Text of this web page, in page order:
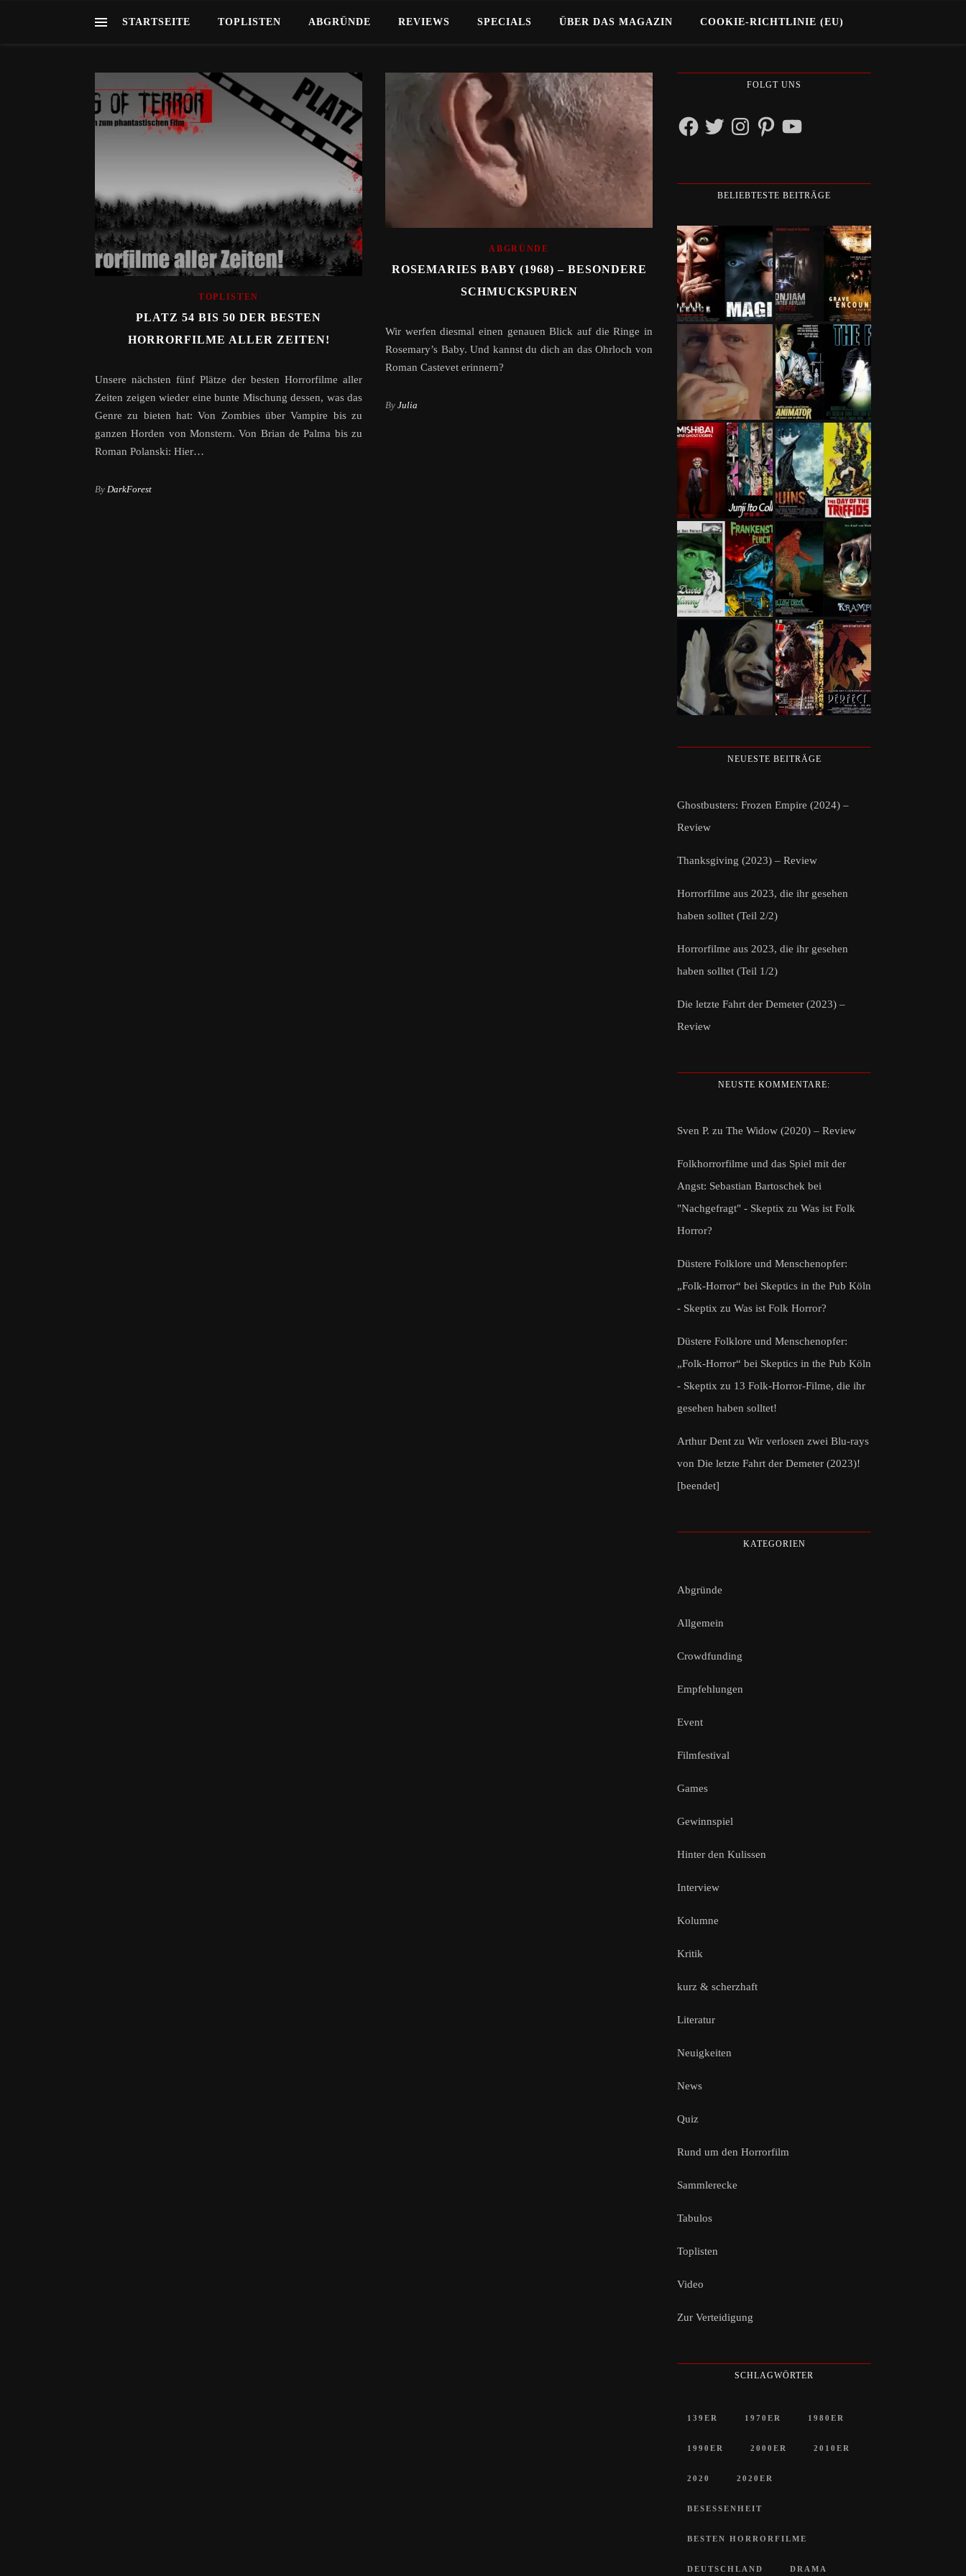
STARTSEITE TOPLISTEN ABGRÜNDE REVIEWS SPECIALS ÜBER DAS MAGAZIN COOKIE-RICHTLINIE (EU)
TOPLISTEN
PLATZ 54 BIS 50 DER BESTEN
HORRORFILME ALLER ZEITEN!
Unsere nächsten fünf Plätze der besten Horrorfilme aller
Zeiten zeigen wieder eine bunte Mischung dessen, was das
Genre zu bieten hat: Von Zombies über Vampire bis zu
ganzen Horden von Monstern. Von Brian de Palma bis zu
Roman Polanski: Hier…
By DarkForest
ABGRÜNDE
ROSEMARIES BABY (1968) – BESONDERE
SCHMUCKSPUREN
Wir werfen diesmal einen genauen Blick auf die Ringe in
Rosemary’s Baby. Und kannst du dich an das Ohrloch von
Roman Castevet erinnern?
By Julia
FOLGT UNS
FacebookTwitterInstagramPinterestYouTube
BELIEBTESTE BEITRÄGE
NEUESTE BEITRÄGE
Ghostbusters: Frozen Empire (2024) –
Review
Thanksgiving (2023) – Review
Horrorfilme aus 2023, die ihr gesehen
haben solltet (Teil 2/2)
Horrorfilme aus 2023, die ihr gesehen
haben solltet (Teil 1/2)
Die letzte Fahrt der Demeter (2023) –
Review
NEUSTE KOMMENTARE:
Sven P. zu The Widow (2020) – Review
Folkhorrorfilme und das Spiel mit der
Angst: Sebastian Bartoschek bei
"Nachgefragt" - Skeptix zu Was ist Folk
Horror?
Düstere Folklore und Menschenopfer:
„Folk-Horror“ bei Skeptics in the Pub Köln
- Skeptix zu Was ist Folk Horror?
Düstere Folklore und Menschenopfer:
„Folk-Horror“ bei Skeptics in the Pub Köln
- Skeptix zu 13 Folk-Horror-Filme, die ihr
gesehen haben solltet!
Arthur Dent zu Wir verlosen zwei Blu-rays
von Die letzte Fahrt der Demeter (2023)!
[beendet]
KATEGORIEN
Abgründe
Allgemein
Crowdfunding
Empfehlungen
Event
Filmfestival
Games
Gewinnspiel
Hinter den Kulissen
Interview
Kolumne
Kritik
kurz & scherzhaft
Literatur
Neuigkeiten
News
Quiz
Rund um den Horrorfilm
Sammlerecke
Tabulos
Toplisten
Video
Zur Verteidigung
SCHLAGWÖRTER
139ER 1970ER 1980ER
1990ER 2000ER 2010ER
2020 2020ER
BESESSENHEIT
BESTEN HORRORFILME
DEUTSCHLAND DRAMA